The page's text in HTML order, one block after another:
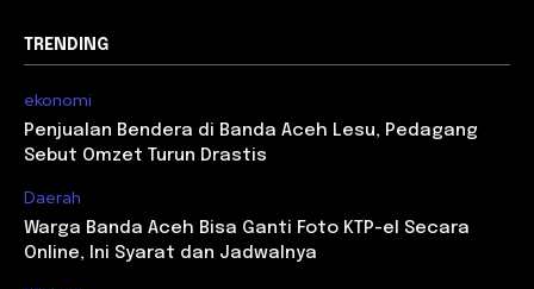
TRENDING
ekonomi
Penjualan Bendera di Banda Aceh Lesu, Pedagang
Sebut Omzet Turun Drastis
Daerah
Warga Banda Aceh Bisa Ganti Foto KTP-el Secara
Online, Ini Syarat dan Jadwalnya